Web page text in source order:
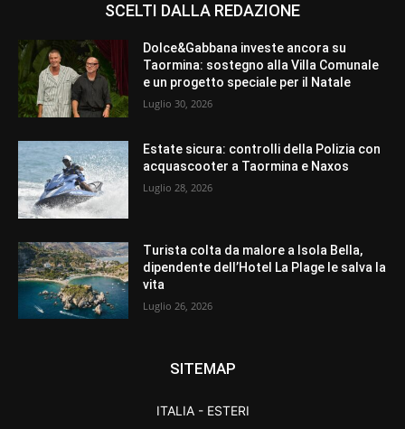
SCELTI DALLA REDAZIONE
Dolce&Gabbana investe ancora su
Taormina: sostegno alla Villa Comunale
e un progetto speciale per il Natale
Luglio 30, 2026
Estate sicura: controlli della Polizia con
acquascooter a Taormina e Naxos
Luglio 28, 2026
Turista colta da malore a Isola Bella,
dipendente dell’Hotel La Plage le salva la
vita
Luglio 26, 2026
SITEMAP
ITALIA - ESTERI